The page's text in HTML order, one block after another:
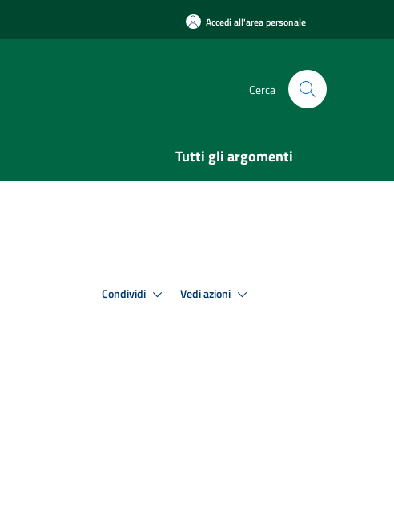
Accedi all'area personale
Cerca
Tutti gli argomenti
Condividi Vedi azioni